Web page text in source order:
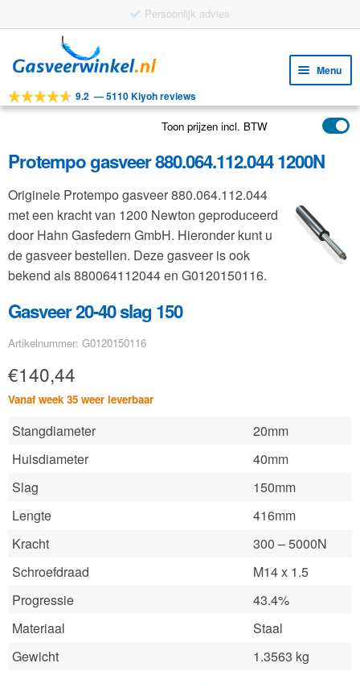
door
navigatie
naar
inhoud
Menu
Tools
Toepassingen
Klantenservice
FAQ
9.2 —5110 Kiyoh reviews
Toon prijzen incl. BTW
Protempo gasveer 880.064.112.044 1200N
Originele Protempo gasveer 880.064.112.044
met een kracht van 1200 Newton geproduceerd
door Hahn Gasfedern GmbH. Hieronder kunt u
de gasveer bestellen. Deze gasveer is ook
bekend als 880064112044 en G0120150116.
Gasveer 20-40 slag 150
Artikelnummer: G0120150116
€140,44
Vanaf week 35 weer leverbaar
Stangdiameter
20mm
Huisdiameter
40mm
Slag
150mm
Lengte
416mm
Kracht
300 – 5000N
Schroefdraad
M14 x 1.5
Progressie
43.4%
Materiaal
Staal
Gewicht
1.3563 kg